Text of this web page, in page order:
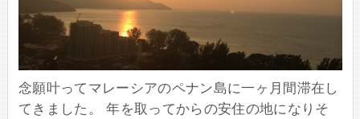
念願叶ってマレーシアのペナン島に一ヶ月間滞在し
てきました。 年を取ってからの安住の地になりそ